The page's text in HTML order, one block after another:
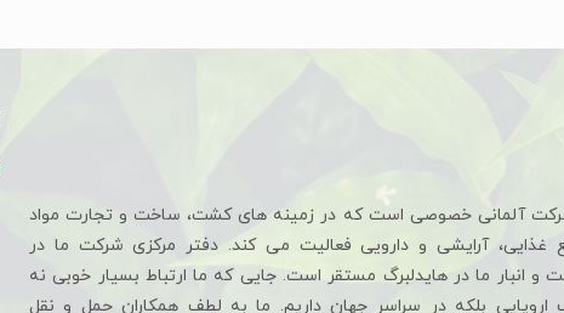
آلمانی خصوصی است که در زمینه های کشت، ساخت و تجارت مواد
غذایی، آرایشی و دارویی فعالیت می کند. دفتر مرکزی شرکت ما در
و انبار ما در هایدلبرگ مستقر است. جایی که ما ارتباط بسیار خوبی نه
اروپایی بلکه در سراسر جهان داریم. ما به لطف همکاران حمل و نقل